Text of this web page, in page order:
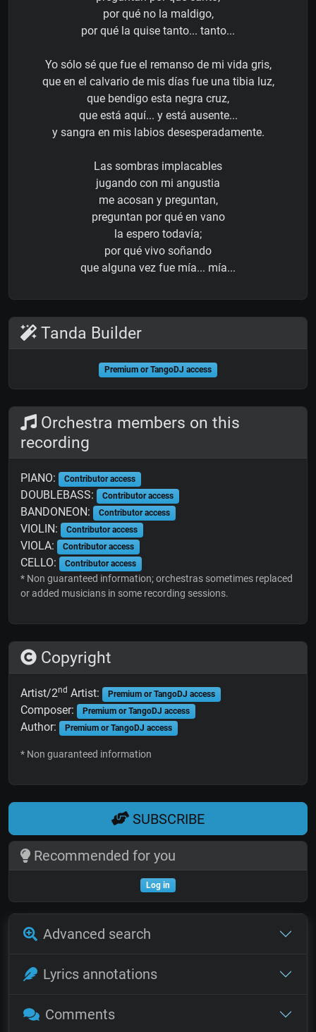
por qué no la maldigo,
por qué la quise tanto... tanto...
Yo sólo sé que fue el remanso de mi vida gris,
que en el calvario de mis días fue una tibia luz,
que bendigo esta negra cruz,
que está aquí... y está ausente...
y sangra en mis labios desesperadamente.
Las sombras implacables
jugando con mi angustia
me acosan y preguntan,
preguntan por qué en vano
la espero todavía;
por qué vivo soñando
que alguna vez fue mía... mía...
Tanda Builder
Premium or TangoDJ access
Orchestra members on this
recording
PIANO: Contributor access
DOUBLEBASS: Contributor access
BANDONEON: Contributor access
VIOLIN: Contributor access
VIOLA: Contributor access
CELLO: Contributor access
* Non guaranteed information; orchestras sometimes replaced
or added musicians in some recording sessions.
Copyright
Artist/2nd Artist: Premium or TangoDJ access
Composer: Premium or TangoDJ access
Author: Premium or TangoDJ access
* Non guaranteed information
SUBSCRIBE
Recommended for you
Log in
Advanced search
Lyrics annotations
Comments